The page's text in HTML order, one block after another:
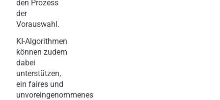
den Prozess
der
Vorauswahl.
KI-Algorithmen
können zudem
dabei
unterstützen,
ein faires und
unvoreingenommenes